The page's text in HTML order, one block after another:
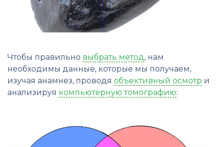
Чтобы правильно выбрать метод, нам
необходимы данные, которые мы получаем,
изучая анамнез, проводя объективный осмотр и
анализируя компьютерную томографию: